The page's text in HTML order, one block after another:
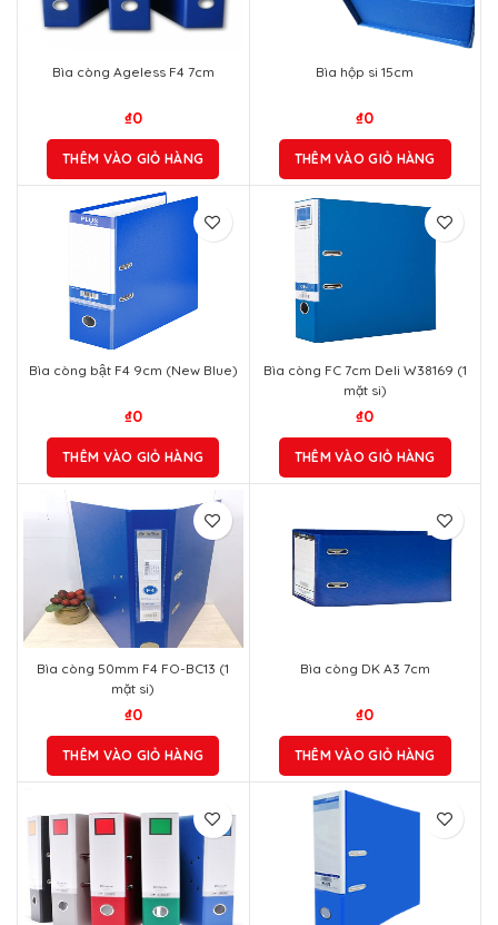
Bìa còng Ageless F4 7cm
₫0
THÊM VÀO GIỎ HÀNG
Bìa hộp si 15cm
₫0
THÊM VÀO GIỎ HÀNG
Bìa còng bật F4 9cm (New Blue)
₫0
THÊM VÀO GIỎ HÀNG
Bìa còng FC 7cm Deli W38169 (1
mặt si)
₫0
THÊM VÀO GIỎ HÀNG
Bìa còng 50mm F4 FO-BC13 (1
mặt si)
₫0
THÊM VÀO GIỎ HÀNG
Bìa còng DK A3 7cm
₫0
THÊM VÀO GIỎ HÀNG